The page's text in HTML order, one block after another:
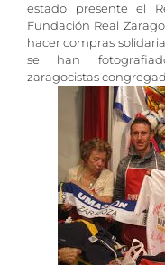
estado presente el
Fundación Real
hacer compras
se han
zaragocistas